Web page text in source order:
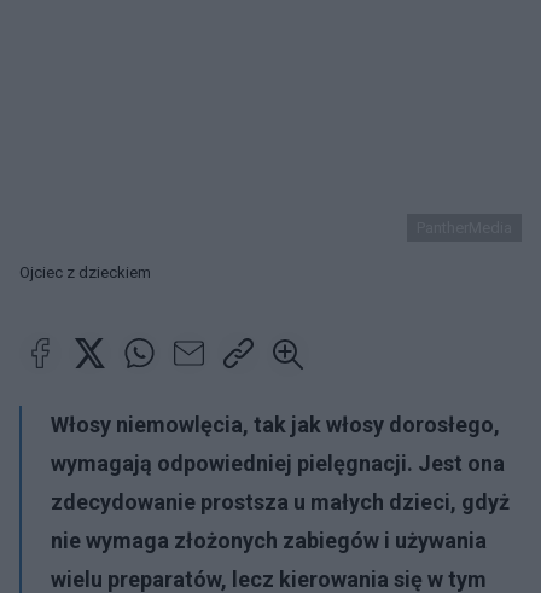
Ojciec z dzieckiem
Włosy niemowlęcia, tak jak włosy dorosłego,
wymagają odpowiedniej pielęgnacji. Jest ona
zdecydowanie prostsza u małych dzieci, gdyż
nie wymaga złożonych zabiegów i używania
wielu preparatów, lecz kierowania się w tym